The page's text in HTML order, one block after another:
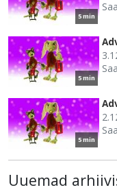
5 min
5 min
5 min
Uuemad